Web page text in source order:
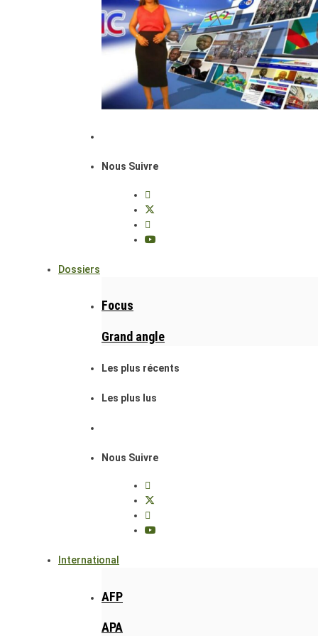
Nous Suivre
Dossiers
Focus
Grand angle
Les plus récents
Les plus lus
Nous Suivre
International
AFP
APA